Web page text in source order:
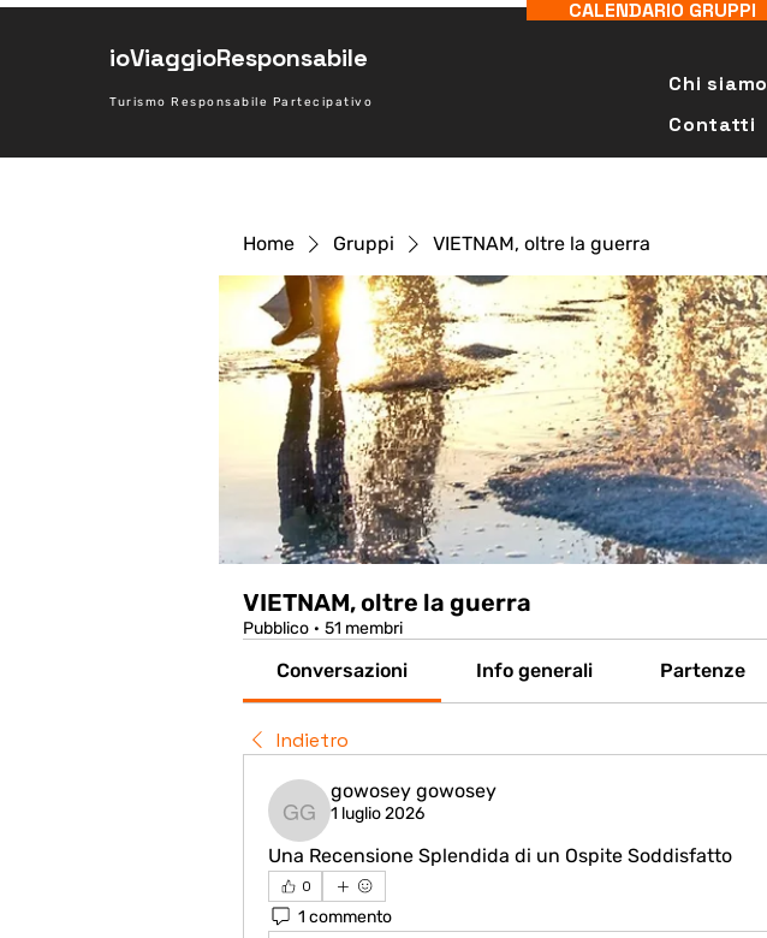
ioViaggioResponsabile
Turismo Responsabile Partecipativo
Chi siamo
Contatti
CALENDARIO GRUPPI
Home Gruppi VIETNAM, oltre la guerra
VIETNAM, oltre la guerra
Pubblico · 51 membri
Conversazioni Info generali Partenze
Indietro
gowosey gowosey
gowosey gowosey
1 luglio 2026
Una Recensione Splendida di un Ospite Soddisfatto
0
1 commento